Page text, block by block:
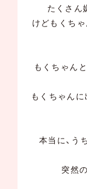
たくさん
けどもくち
もくちゃん
もくちゃんに
本当に、う
突然